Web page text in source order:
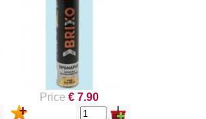
DETTAGLI SU BOND
ADESIVO PER
COSTRUZIONI MANUALE
750ML - FORTE RAPIDO
EFFICACE - TYTAN (COPY)
Price € 7.90